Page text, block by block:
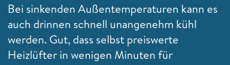
Bei sinkenden Außentemperaturen kann es
auch drinnen schnell unangenehm kühl
werden. Gut, dass selbst preiswerte
Heizlüfter in wenigen Minuten für